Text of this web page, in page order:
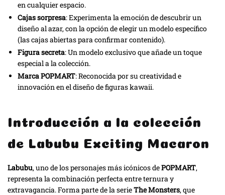
en cualquier espacio.
Cajas sorpresa: Experimenta la emoción de descubrir un
diseño al azar, con la opción de elegir un modelo específico
(las cajas abiertas para confirmar contenido).
Figura secreta: Un modelo exclusivo que añade un toque
especial a la colección.
Marca POPMART: Reconocida por su creatividad e
innovación en el diseño de figuras kawaii.
Introducción a la colección
de Labubu Exciting Macaron
Labubu, uno de los personajes más icónicos dePOPMART,
representa la combinación perfecta entre ternura y
extravagancia. Forma parte de la serieThe Monsters, que